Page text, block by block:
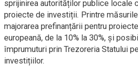
sprijinirea autorităților publice locale
proiecte de investiții. Printre
majorarea prefinanțării pentru
europeană, de la 10% la 30%, și
împrumuturi prin Trezoreria Statului
investițiilor.